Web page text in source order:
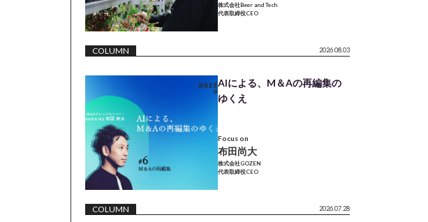
株式会社Beer and Tech
代表取締役CEO
COLUMN 2026.08.03
AIによる、M＆Aの再編集の
ゆくえ
Focus on
布田尚大
株式会社GOZEN
代表取締役CEO
COLUMN 2026.07.28